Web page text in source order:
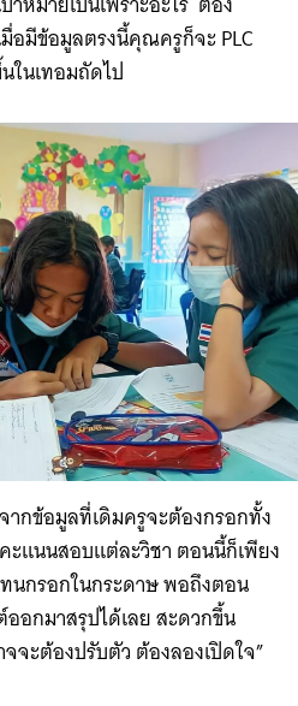
อมีข้อมูลตรงนี้คุณครูก็จะ PLC
นเทอมถัดไป
ากข้อมูลที่เดิมครูจะต้องกรอกทั้ง
ะแนนสอบแต่ละวิชา ตอนนี้ก็เพียง
นกรอกในกระดาษ พอถึงตอน
อกมาสรุปได้เลย สะดวกขึ้น
จะต้องปรับตัว ต้องลองเปิดใจ”